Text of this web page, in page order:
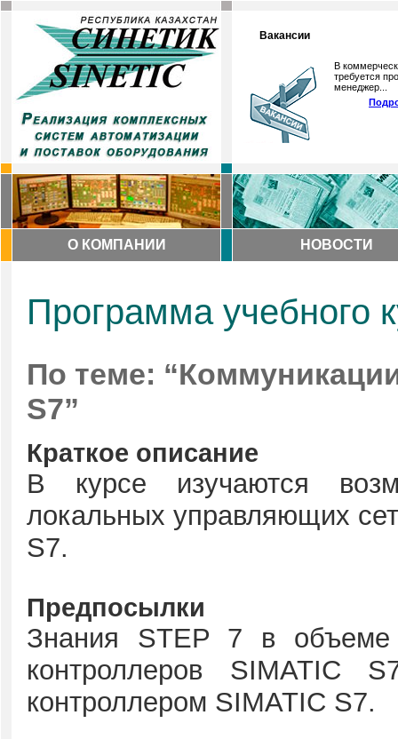
Вакансии
В
требуется
менеджер...
О КОМПАНИИ НОВОСТИ
Программа учебного
По теме:
S7”
Краткое описание
В курсе изучаются
локальных управляющих
S7.
Предпосылки
Знания STEP 7 в объеме
контроллеров SIMATIC
контроллером SIMATIC S7.